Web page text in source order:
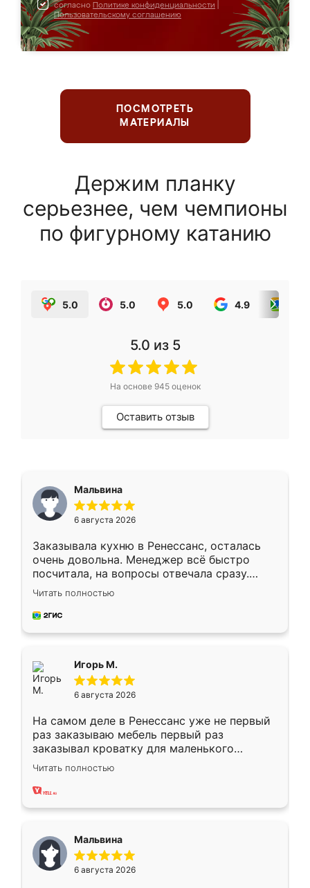
согласно Политике конфиденциальности
Пользовательскому соглашению
ПОСМОТРЕТЬ
МАТЕРИАЛЫ
Держим планку
серьезнее, чем чемпионы
по фигурному катанию
5.0 5.0 5.0 4.9
5.0 из 5
На основе 945оценок
Оставить отзыв
Мальвина
6 августа 2026
Заказывала кухню в Ренессанс, осталась
очень довольна. Менеджер всё быстро
посчитала, на вопросы отвечала сразу.
Замерщик приехал в субботу, подошёл к
делу со всей ответственностью. Собрали
за день, ребята работали аккуратно, даже
Читать полностью
Игорь М.
6 августа 2026
На самом деле в Ренессанс уже не первый
раз заказываю мебель первый раз
заказывал кроватку для маленького
ребёнка при его рождении ,во второй раз
заказал шкаф-купе. По качеству очень
хорошее сборка достаточно быстрая,
меньше, здесь же он более разнообразный.
Мне нравится ,если что-то потребуется из
мебели буду заказывать только здесь.
Читать полностью
Мальвина
6 августа 2026